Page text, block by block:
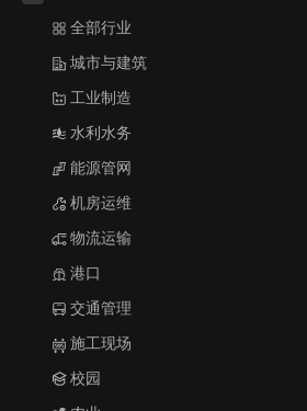
全部行业
城市与建筑
工业制造
水利水务
能源管网
机房运维
物流运输
港口
交通管理
施工现场
校园